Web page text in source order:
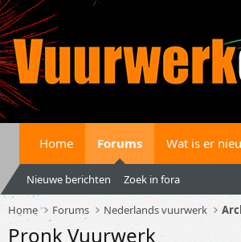
Home Forums Wat is er
Nieuwe berichten Zoek in fora
Home Forums Nederlands vuurwerk
Pronk Vuurwerk